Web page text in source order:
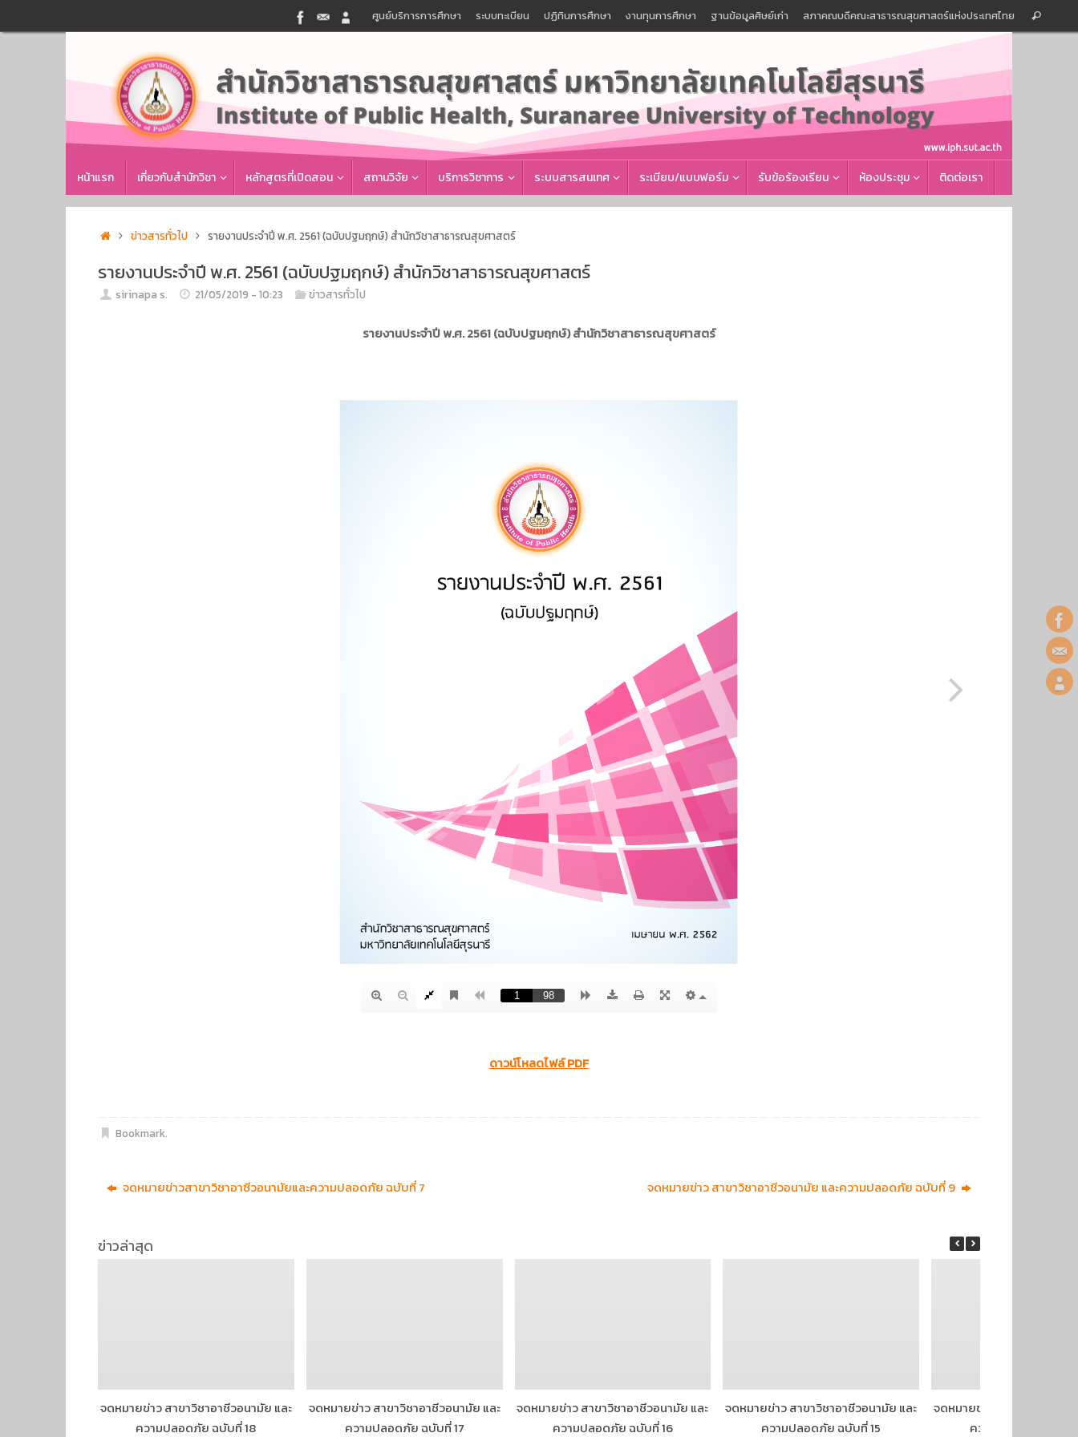
to
ศูนย์บริการการศึกษา ระบบทะเบียน ปฏิทินการศึกษา งานทุนการศึกษา ฐานข้อมูลศิษย์เก่า สภาคณบดีคณะสาธารณสุขศาสตร์แห่งประเทศไทย
for:
Search
หน้าแรก เกี่ยวกับสำนักวิชา หลักสูตรที่เปิดสอน สถานวิจัย บริการวิชาการ ระบบสารสนเทศ ระเบียบ/แบบฟอร์ม รับข้อร้องเรียน ห้องประชุม ติดต่อเรา
Homeข่าวสารทั่วไป รายงานประจำปี พ.ศ. 2561 (ฉบับปฐมฤกษ์) สำนักวิชาสาธารณสุขศาสตร์
รายงานประจำปี พ.ศ. 2561 (ฉบับปฐมฤกษ์) สำนักวิชาสาธารณสุขศาสตร์
sirinapa s. 21/05/2019 - 10:23 ข่าวสารทั่วไป
รายงานประจำปี พ.ศ. 2561 (ฉบับปฐมฤกษ์) สำนักวิชาสาธารณสุขศาสตร์
ดาวน์โหลดไฟล์ PDF
Bookmark.
จดหมายข่าวสาขาวิชาอาชีวอนามัยและความปลอดภัย ฉบับที่ 7 จดหมายข่าว สาขาวิชาอาชีวอนามัย และความปลอดภัย ฉบับที่ 9
ข่าวล่าสุด
จดหมายข่าว สาขาวิชาอาชีวอนามัย และ
ความปลอดภัย ฉบับที่ 18
จดหมายข่าว สาขาวิชาอาชีวอนามัย และ
ความปลอดภัย ฉบับที่ 17
จดหมายข่าว สาขาวิชาอาชีวอนามัย และ
ความปลอดภัย ฉบับที่ 16
จดหมายข่าว สาขาวิชาอาชีวอนามัย และ
ความปลอดภัย ฉบับที่ 15
จดหมายข่าว สาขาวิชาอาชีว
ความปลอดภัย ฉบับที่